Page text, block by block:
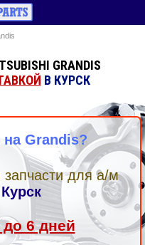
GRANDIS
В КУРСК
Grandis?
для а/м
Курск
до 6 дней